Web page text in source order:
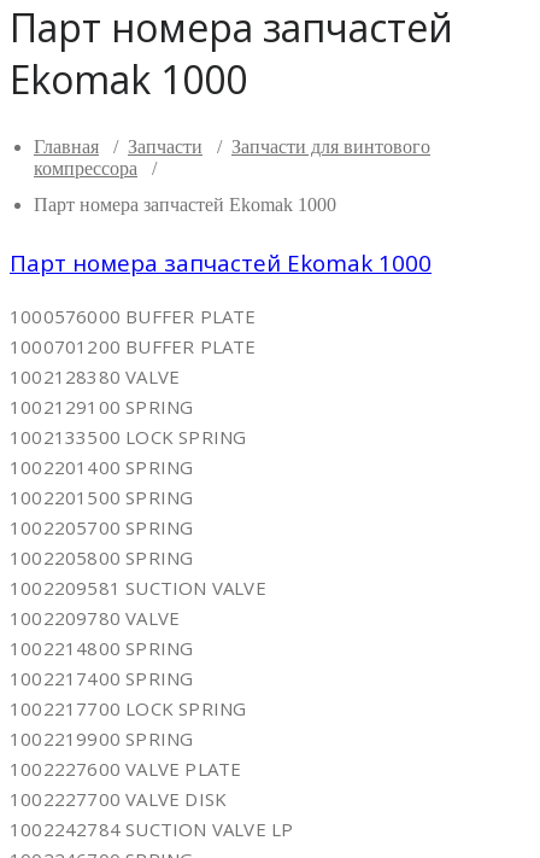
Парт номера запчастей
Ekomak 1000
Главная / Запчасти / Запчасти для винтового
компрессора /
Парт номера запчастей Ekomak 1000
Парт номера запчастей Ekomak 1000
1000576000 BUFFER PLATE
1000701200 BUFFER PLATE
1002128380 VALVE
1002129100 SPRING
1002133500 LOCK SPRING
1002201400 SPRING
1002201500 SPRING
1002205700 SPRING
1002205800 SPRING
1002209581 SUCTION VALVE
1002209780 VALVE
1002214800 SPRING
1002217400 SPRING
1002217700 LOCK SPRING
1002219900 SPRING
1002227600 VALVE PLATE
1002227700 VALVE DISK
1002242784 SUCTION VALVE LP